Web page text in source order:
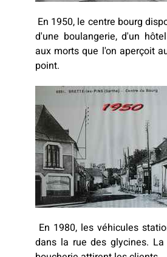
En 1950, le centre bourg
d'une boulangerie, d'un
aux morts que l'on aperçoit
point.
En 1980, les véhicules
dans la rue des glycines.